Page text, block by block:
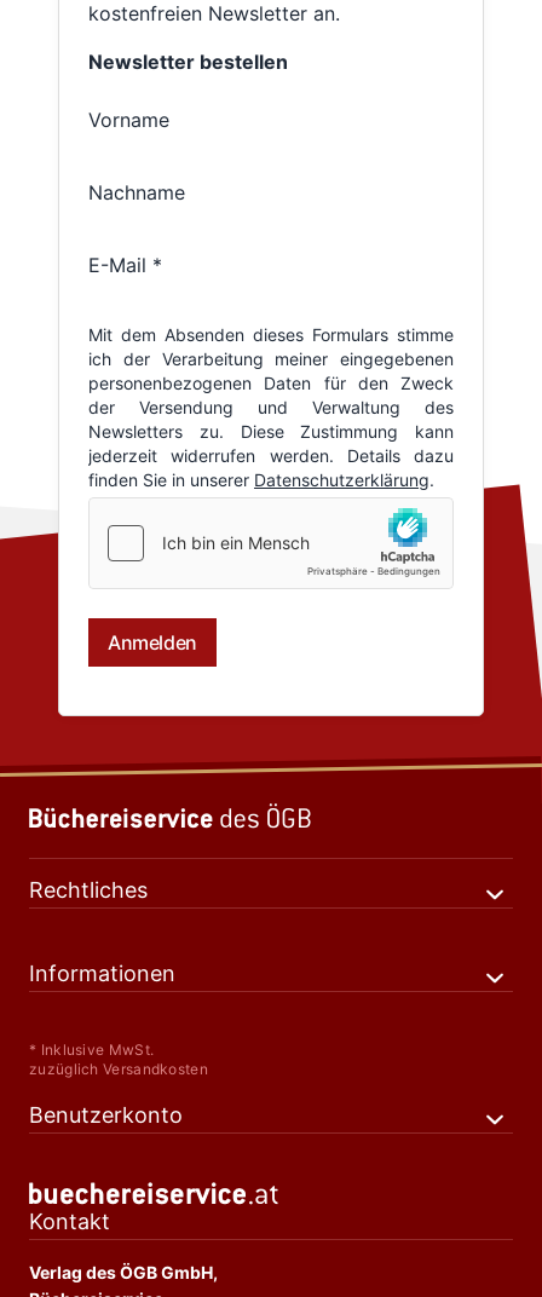
kostenfreien Newsletter an.
Rechtliches
Informationen
* Inklusive MwSt.
zuzüglich Versandkosten
Benutzerkonto
Kontakt
Verlag des ÖGB GmbH,